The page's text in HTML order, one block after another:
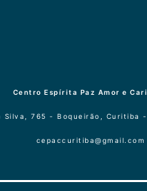
Centro Espírita Paz Amor e
Silva, 765 - Boqueirão, Curitiba -
cepaccuritiba@gmail.com